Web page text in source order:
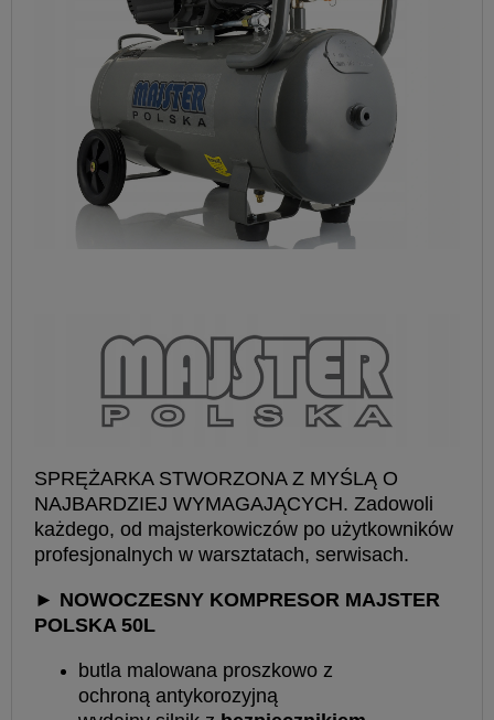
SPRĘŻARKA STWORZONA Z MYŚLĄ O
NAJBARDZIEJ WYMAGAJĄCYCH. Zadowoli
każdego, od majsterkowiczów po użytkowników
profesjonalnych w warsztatach, serwisach.
► NOWOCZESNY KOMPRESOR MAJSTER
POLSKA 50L
butla malowana proszkowo z
ochroną antykorozyjną